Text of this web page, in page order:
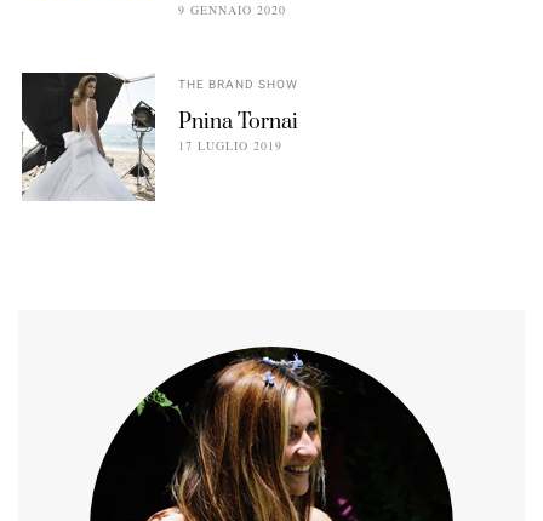
9 GENNAIO 2020
THE BRAND SHOW
Pnina Tornai
17 LUGLIO 2019